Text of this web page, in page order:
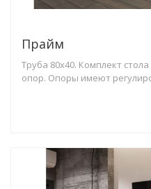
Прайм
Труба 80х40. Комплект
опор. Опоры имеют